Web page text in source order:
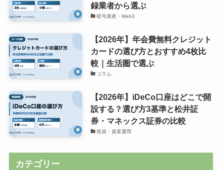
録業者から選ぶ
暗号資産・Web3
【2026年】年会費無料クレジット
カードの選び方とおすすめ4枚比
較｜生活圏で選ぶ
コラム
【2026年】iDeCo口座はどこで開
設する？選び方3基準と松井証
券・マネックス証券の比較
投資・資産運用
カテゴリー